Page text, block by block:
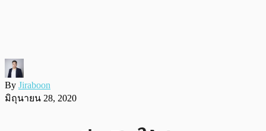
By Jiraboon
มิถุนายน 28, 2020